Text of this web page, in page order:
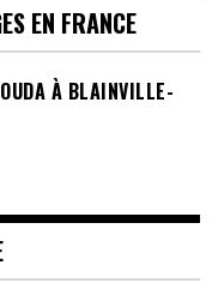
EN FRANCE
À BLAINVILLE-